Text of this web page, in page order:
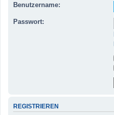
Benutzername:
Passwort:
REGISTRIEREN